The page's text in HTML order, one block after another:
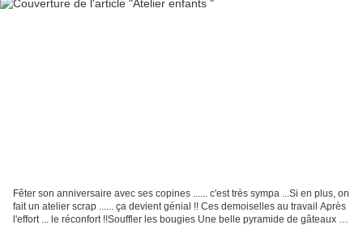
Fêter son anniversaire avec ses copines ...... c'est très sympa ...Si en plus, on
fait un atelier scrap ...... ça devient génial !! Ces demoiselles au travail Après
l'effort ... le réconfort !!Souffler les bougies Une belle pyramide de gâteaux à